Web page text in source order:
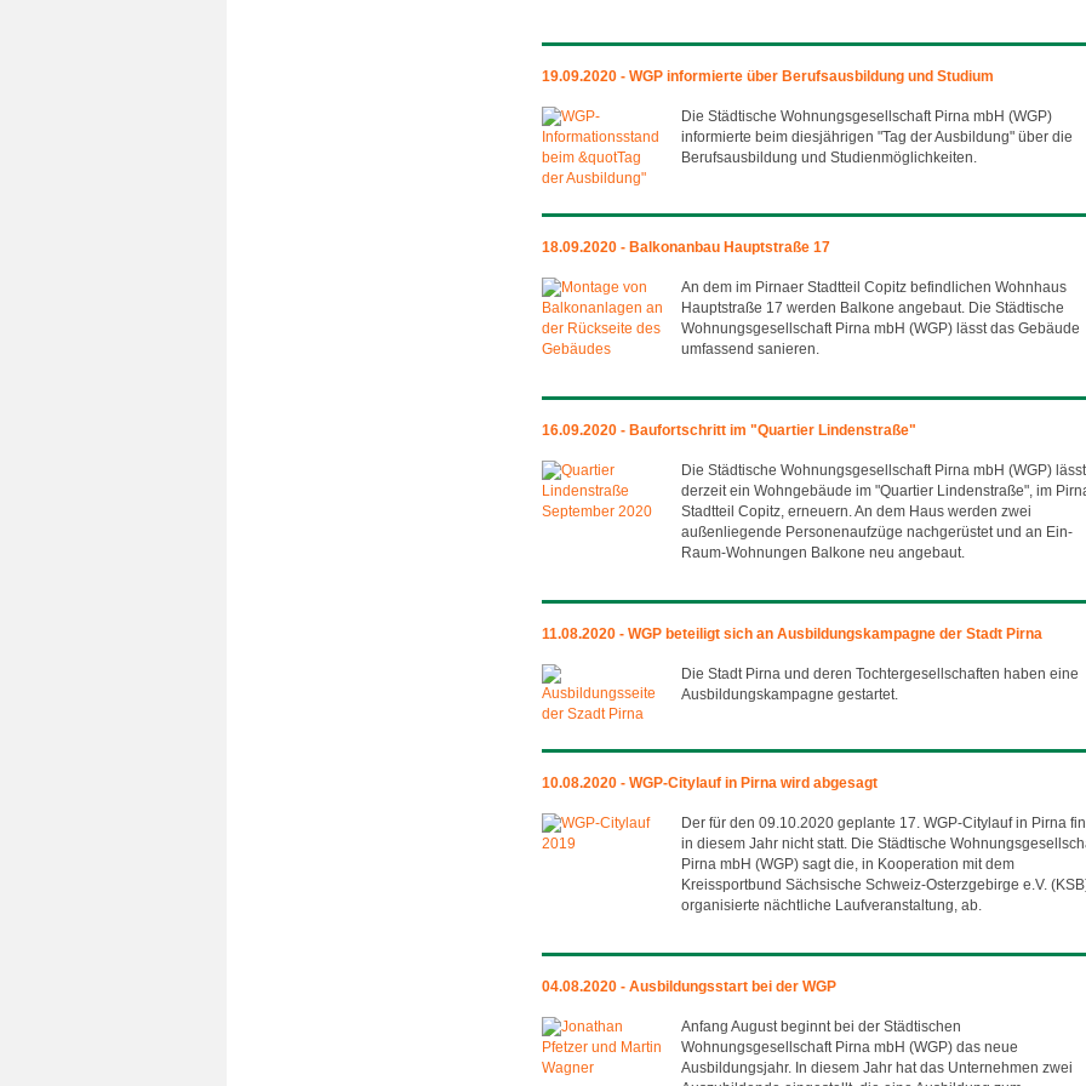
19.09.2020 - WGP informierte über Berufsausbildung und Studium
Die Städtische Wohnungsgesellschaft Pirna mbH (WGP)
informierte beim diesjährigen "Tag der Ausbildung" über die
Berufsausbildung und Studienmöglichkeiten.
18.09.2020 - Balkonanbau Hauptstraße 17
An dem im Pirnaer Stadtteil Copitz befindlichen Wohnhaus
Hauptstraße 17 werden Balkone angebaut. Die Städtische
Wohnungsgesellschaft Pirna mbH (WGP) lässt das Gebäude
umfassend sanieren.
16.09.2020 - Baufortschritt im "Quartier Lindenstraße"
Die Städtische Wohnungsgesellschaft Pirna mbH (WGP) lässt
derzeit ein Wohngebäude im "Quartier Lindenstraße", im
Stadtteil Copitz, erneuern. An dem Haus werden zwei
außenliegende Personenaufzüge nachgerüstet und an Ein-
Raum-Wohnungen Balkone neu angebaut.
11.08.2020 - WGP beteiligt sich an Ausbildungskampagne der Stadt Pirna
Die Stadt Pirna und deren Tochtergesellschaften haben eine
Ausbildungskampagne gestartet.
10.08.2020 - WGP-Citylauf in Pirna wird abgesagt
Der für den 09.10.2020 geplante 17. WGP-Citylauf in Pirna
in diesem Jahr nicht statt. Die Städtische
Pirna mbH (WGP) sagt die, in Kooperation mit dem
Kreissportbund Sächsische Schweiz-Osterzgebirge e.V.
organisierte nächtliche Laufveranstaltung, ab.
04.08.2020 - Ausbildungsstart bei der WGP
Anfang August beginnt bei der Städtischen
Wohnungsgesellschaft Pirna mbH (WGP) das neue
Ausbildungsjahr. In diesem Jahr hat das Unternehmen zwei